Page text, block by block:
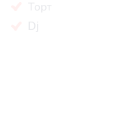
Торт
Dj